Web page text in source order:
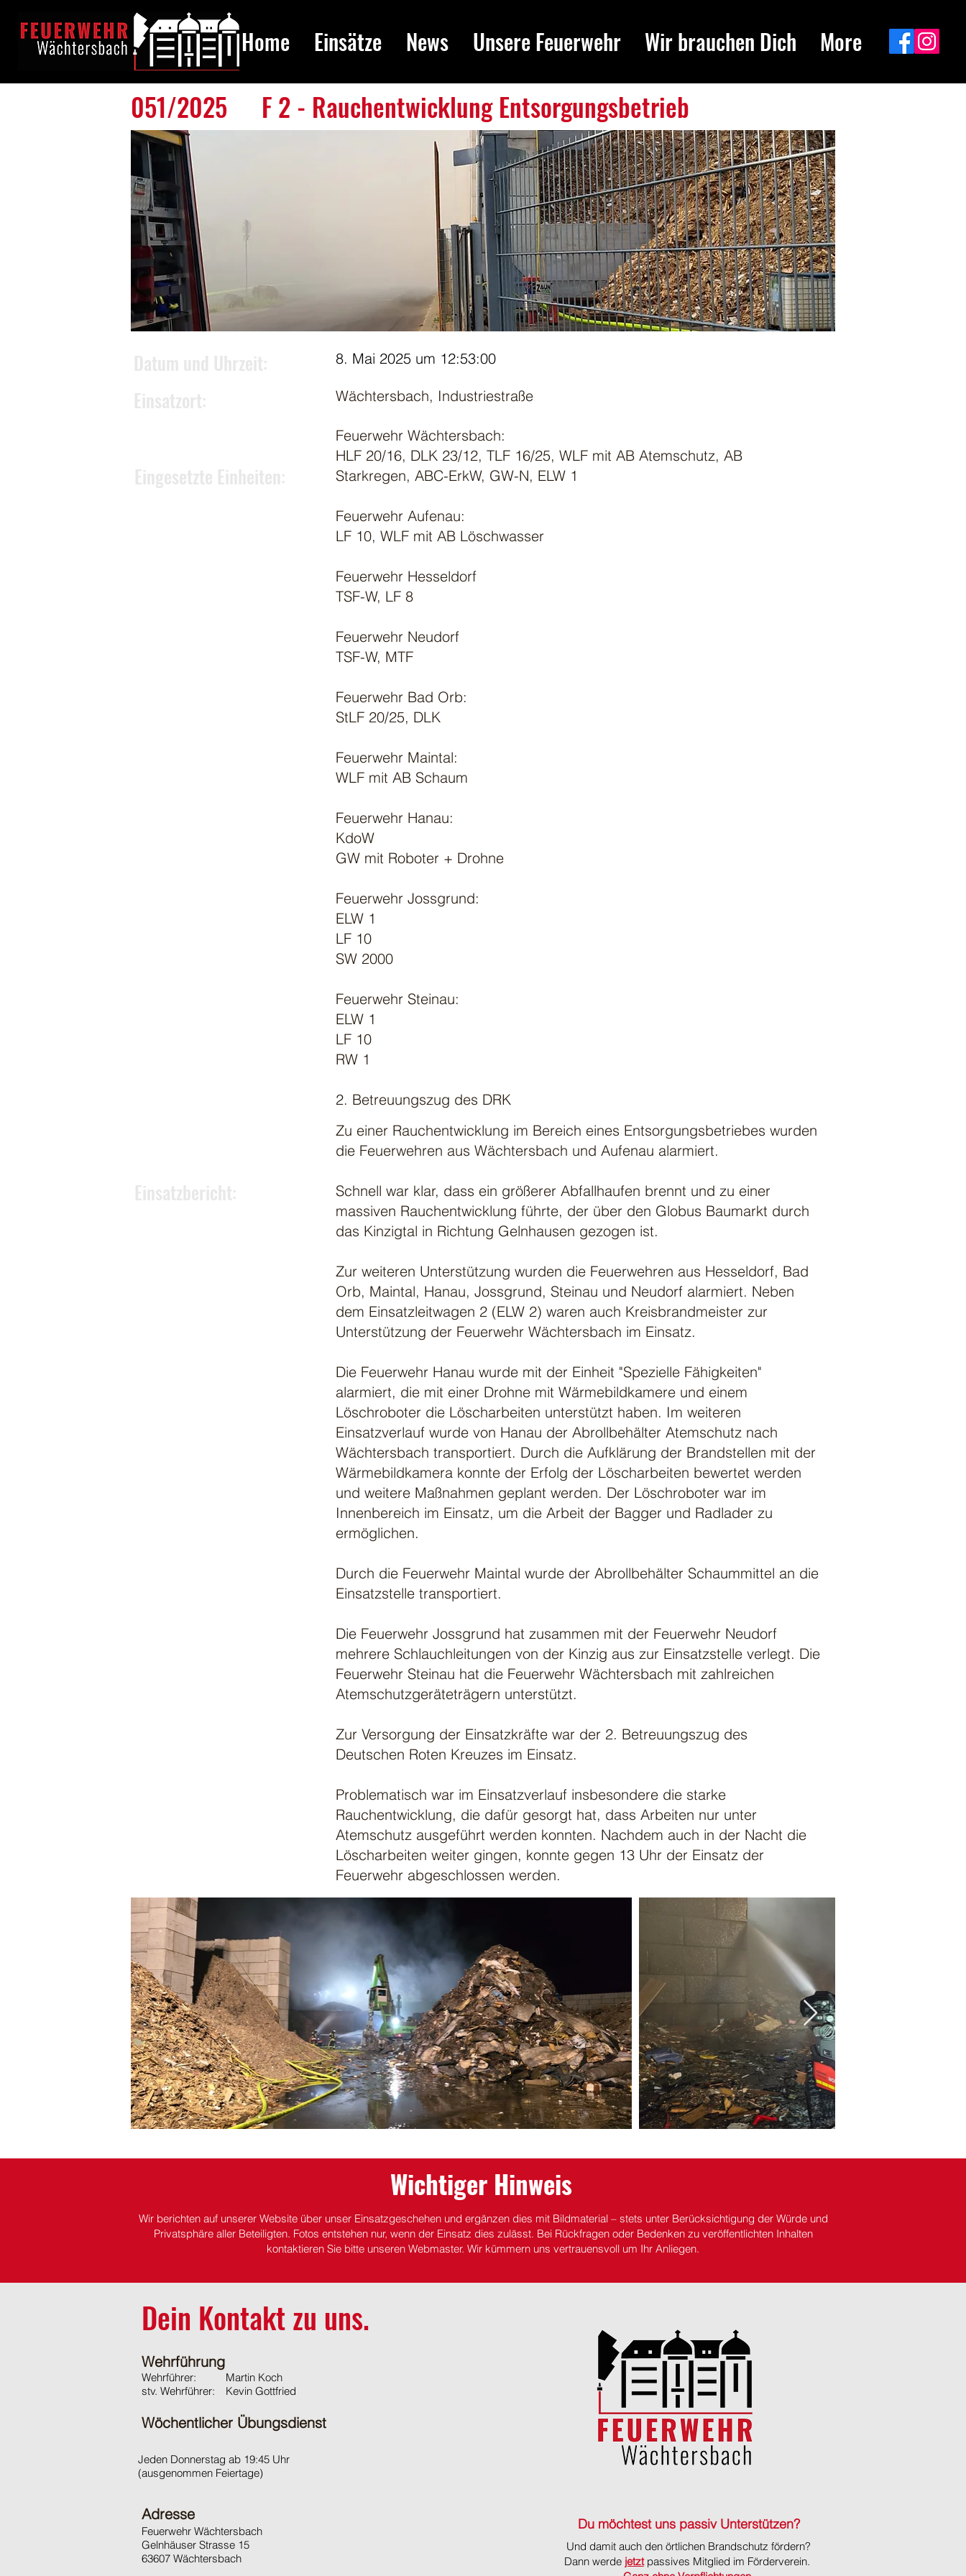
Home Einsätze News Unsere Feuerwehr Wir brauchen Dich More
051/2025 F 2 - Rauchentwicklung Entsorgungsbetrieb
8. Mai 2025 um 12:53:00
Wächtersbach, Industriestraße
Feuerwehr Wächtersbach:
HLF 20/16, DLK 23/12, TLF 16/25, WLF mit AB Atemschutz, AB
Starkregen, ABC-ErkW, GW-N, ELW 1
Feuerwehr Aufenau:
LF 10, WLF mit AB Löschwasser
Feuerwehr Hesseldorf
TSF-W, LF 8
Feuerwehr Neudorf
TSF-W, MTF
Feuerwehr Bad Orb:
StLF 20/25, DLK
Feuerwehr Maintal:
WLF mit AB Schaum
Feuerwehr Hanau:
KdoW
GW mit Roboter + Drohne
Feuerwehr Jossgrund:
ELW 1
LF 10
SW 2000
Feuerwehr Steinau:
ELW 1
LF 10
RW 1
2. Betreuungszug des DRK
Zu einer Rauchentwicklung im Bereich eines Entsorgungsbetriebes wurden
die Feuerwehren aus Wächtersbach und Aufenau alarmiert.
Schnell war klar, dass ein größerer Abfallhaufen brennt und zu einer
massiven Rauchentwicklung führte, der über den Globus Baumarkt durch
das Kinzigtal in Richtung Gelnhausen gezogen ist.
Zur weiteren Unterstützung wurden die Feuerwehren aus Hesseldorf, Bad
Orb, Maintal, Hanau, Jossgrund, Steinau und Neudorf alarmiert. Neben
dem Einsatzleitwagen 2 (ELW 2) waren auch Kreisbrandmeister zur
Unterstützung der Feuerwehr Wächtersbach im Einsatz.
Die Feuerwehr Hanau wurde mit der Einheit "Spezielle Fähigkeiten"
alarmiert, die mit einer Drohne mit Wärmebildkamere und einem
Löschroboter die Löscharbeiten unterstützt haben. Im weiteren
Einsatzverlauf wurde von Hanau der Abrollbehälter Atemschutz nach
Wächtersbach transportiert. Durch die Aufklärung der Brandstellen mit der
Wärmebildkamera konnte der Erfolg der Löscharbeiten bewertet werden
und weitere Maßnahmen geplant werden. Der Löschroboter war im
Innenbereich im Einsatz, um die Arbeit der Bagger und Radlader zu
ermöglichen.
Durch die Feuerwehr Maintal wurde der Abrollbehälter Schaummittel an die
Einsatzstelle transportiert.
Die Feuerwehr Jossgrund hat zusammen mit der Feuerwehr Neudorf
mehrere Schlauchleitungen von der Kinzig aus zur Einsatzstelle verlegt. Die
Feuerwehr Steinau hat die Feuerwehr Wächtersbach mit zahlreichen
Atemschutzgeräteträgern unterstützt.
Zur Versorgung der Einsatzkräfte war der 2. Betreuungszug des
Deutschen Roten Kreuzes im Einsatz.
Problematisch war im Einsatzverlauf insbesondere die starke
Rauchentwicklung, die dafür gesorgt hat, dass Arbeiten nur unter
Atemschutz ausgeführt werden konnten. Nachdem auch in der Nacht die
Löscharbeiten weiter gingen, konnte gegen 13 Uhr der Einsatz der
Feuerwehr abgeschlossen werden.
Wichtiger Hinweis
Wir berichten auf unserer Website über unser Einsatzgeschehen und ergänzen dies mit Bildmaterial – stets unter Berücksichtigung der Würde und
Privatsphäre aller Beteiligten. Fotos entstehen nur, wenn der Einsatz dies zulässt. Bei Rückfragen oder Bedenken zu veröffentlichten Inhalten
kontaktieren Sie bitte unseren Webmaster. Wir kümmern uns vertrauensvoll um Ihr Anliegen.
Dein Kontakt zu uns.
Wehrführung
Wehrführer:
stv. Wehrführer:
Martin Koch
Kevin Gottfried
Wöchentlicher Übungsdienst
Jeden Donnerstag ab 19:45 Uhr
(ausgenommen Feiertage)
Adresse
Feuerwehr Wächtersbach
Gelnhäuser Strasse 15
63607 Wächtersbach
Du möchtest uns passiv Unterstützen?
Und damit auch den örtlichen Brandschutz fördern?
Dann werde jetztpassives Mitglied im Förderverein.